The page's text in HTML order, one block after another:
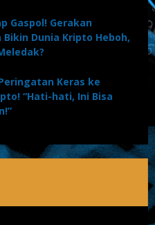
Gaspol! Gerakan
Bikin Dunia Kripto Heboh,
Keras ke
“Hati-hati, Ini Bisa